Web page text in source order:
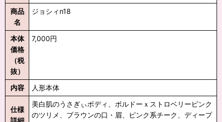
商品
名
ジョシィn18
本体
価格
（税
抜）
7,000円
内容 人形本体
仕様
美白肌のうさぎぃボディ、ボルドーｘストロベリーピンク
のツリメ、ブラウンの口・眉、ピンク系チーク、ディープ